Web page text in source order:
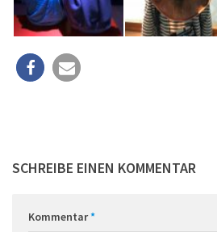
SCHREIBE EINEN KOMMENTAR
Kommentar*